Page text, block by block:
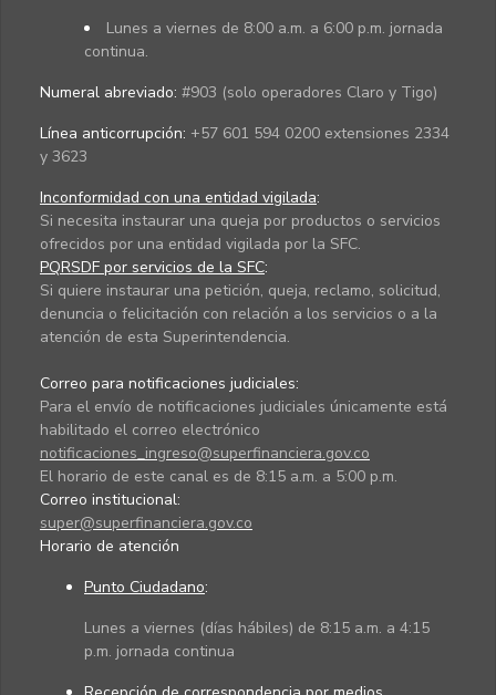
Lunes a viernes de 8:00 a.m. a 6:00 p.m. jornada
continua.
Numeral abreviado: #903 (solo operadores Claro y Tigo)
Línea anticorrupción: +57 601 594 0200 extensiones 2334
y 3623
Inconformidad con una entidad vigilada:
Si necesita instaurar una queja por productos o servicios
ofrecidos por una entidad vigilada por la SFC.
PQRSDF por servicios de la SFC:
Si quiere instaurar una petición, queja, reclamo, solicitud,
denuncia o felicitación con relación a los servicios o a la
atención de esta Superintendencia.
Correo para notificaciones judiciales:
Para el envío de notificaciones judiciales únicamente está
habilitado el correo electrónico
notificaciones_ingreso@superfinanciera.gov.co
El horario de este canal es de 8:15 a.m. a 5:00 p.m.
Correo institucional:
super@superfinanciera.gov.co
Horario de atención
Punto Ciudadano:
Lunes a viernes (días hábiles) de 8:15 a.m. a 4:15
p.m. jornada continua